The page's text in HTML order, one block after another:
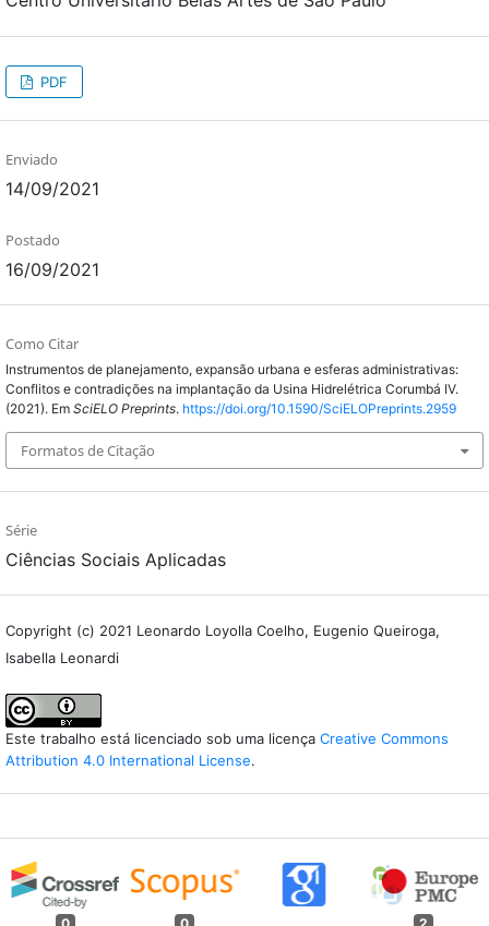
PDF
Enviado
14/09/2021
Postado
16/09/2021
Como Citar
Instrumentos de planejamento, expansão urbana e esferas administrativas:
Conflitos e contradições na implantação da Usina Hidrelétrica Corumbá IV.
(2021). Em SciELO Preprints. https://doi.org/10.1590/SciELOPreprints.2959
Formatos de Citação
Série
Ciências Sociais Aplicadas
Copyright (c) 2021 Leonardo Loyolla Coelho, Eugenio Queiroga,
Isabella Leonardi
Este trabalho está licenciado sob uma licença Creative Commons
Attribution 4.0 International License.